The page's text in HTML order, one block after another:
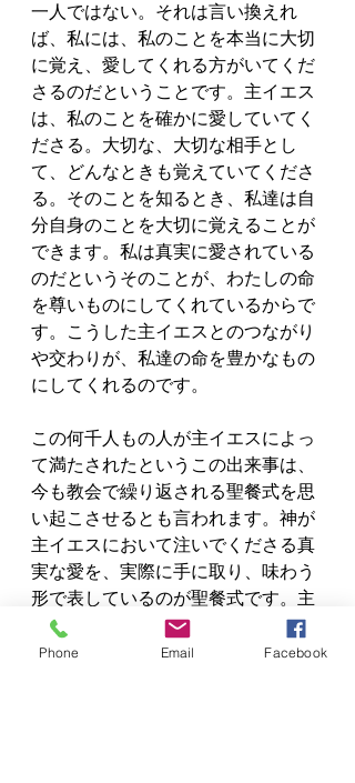
一人ではない。それは言い換えれ
ば、私には、私のことを本当に大切
に覚え、愛してくれる方がいてくだ
さるのだということです。主イエス
は、私のことを確かに愛していてく
ださる。大切な、大切な相手とし
て、どんなときも覚えていてくださ
る。そのことを知るとき、私達は自
分自身のことを大切に覚えることが
できます。私は真実に愛されている
のだというそのことが、わたしの命
を尊いものにしてくれているからで
す。こうした主イエスとのつながり
や交わりが、私達の命を豊かなもの
にしてくれるのです。
この何千人もの人が主イエスによっ
て満たされたというこの出来事は、
今も教会で繰り返される聖餐式を思
い起こさせるとも言われます。神が
主イエスにおいて注いでくださる真
実な愛を、実際に手に取り、味わう
形で表しているのが聖餐式です。主
イエスが、これはわたしの体、わた
しの血と言って与えてくださるパン
Phone Email Facebook